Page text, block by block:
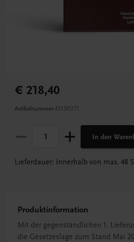
€ 218,40
Artikelnummer45150271
In den
Lieferdauer: Innerhalb von max. 48
Produktinformation
Mit der gegenständlichen 1.
die Gesetzeslage zum Stand Mai